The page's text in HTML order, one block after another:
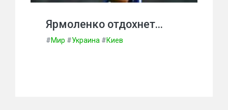
Ярмоленко отдохнет…
#Мир #Украина #Киев